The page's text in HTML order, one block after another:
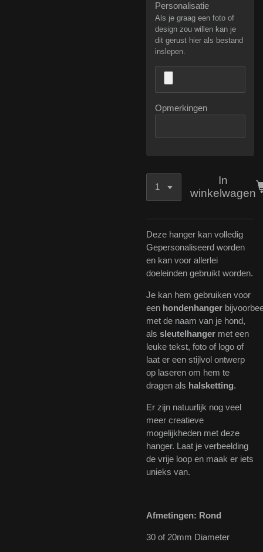
Personalisatie
Als je graag een foto of
design zou willen kan je
dit gerust hier als bestand
inslepen.
Opmerkingen
In
winkelwagen
Deze hanger kan volledig
Gepersonaliseerd worden
en kan voor allerlei
doeleinden gebruikt worden.
Je kan hem gebruiken voor
een hondenhanger
met de naam van je hond,
als sleutelhanger met een
leuke tekst, foto of logo of
laat er een stijlvol ontwerp
op laseren om hem te
dragen als halsketting.
Er zijn natuurlijk nog veel
meer creatieve
mogelijkheden met deze
hanger. Laat je verbeelding
de vrije loop en maak er iets
unieks van.
Afmetingen: Rond
30 of 20mm Diameter